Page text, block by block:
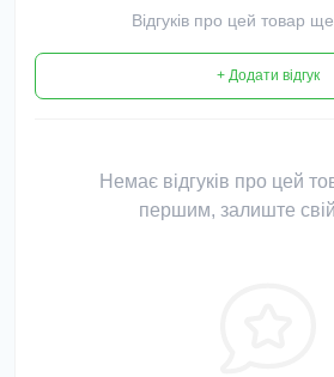
Відгуків про цей товар
+ Додати відгук
Немає відгуків про цей
першим, залиште свій